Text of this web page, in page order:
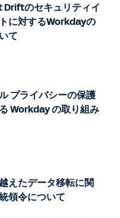
のセキュリティイ
に対するWorkdayの
て
プライバシーの保護
Workday の取り組み
えたデータ移転に関
領令について